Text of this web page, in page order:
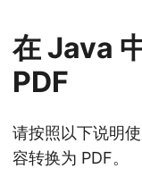
在 Java
PDF
请按照以下说明
容转换为 PDF。